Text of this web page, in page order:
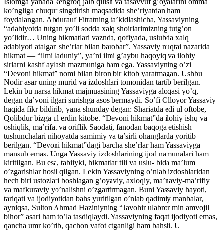
ko’ngliga chuqur singdirish maqsadida she’riyatdan ham
foydalangan. Abdurauf Fitratning ta’kidlashicha, Yassaviyning
“adabiyotda tutgan yo’li sodda xalq shoirlarimizning tutg’on
yo’lidir… Uning hikmatlari vaznda, qofiyada, uslubda xalq
adabiyoti atalgan she’rlar bilan barobar”. Yassaviy nuqtai nazarida
hikmat — “ilmi laduniy”, ya’ni ilmi g’aybu haqoyiq va ilohiy
sirlarni kashf aylash mazmuniga ham ega. Yassaviyning o’zi
“Devoni hikmat” nomi bilan biron bir kitob yaratmagan. Ushbu
Nodir asar uning murid va izdoshlari tomonidan tartib berilgan.
Lekin bu narsa hikmat majmuasining Yassaviyga aloqasi yo’q,
degan da’voni ilgari surishga asos bermaydi. So’fi Olloyor Yassaviy
haqida fikr bildirib, yana shunday degan: Shariatda edi ul oftobe,
Qolibdur bizga ul erdin kitobe. “Devoni hikmat”da ilohiy ishq va
oshiqlik, ma’rifat va oriflik Saodati, fanodan baqoga etishish
tushunchalari nihoyatda samimiy va ta’sirli ohanglarda yoritib
berilgan. “Devoni hikmat”dagi barcha she’rlar ham Yassaviyga
mansub emas. Unga Yassaviy izdoshlarining ijod namunalari ham
kiritilgan. Bu esa, tabiiyki, hikmatlar tili va uslu- bida ma’lum
o’zgarishlar hosil qilgan. Lekin Yassaviyning o’nlab izdoshlaridan
hech biri ustozlari boshlagan g’oyaviy, axloqiy, ma’naviy-ma’rifiy
va mafkuraviy yo’nalishni o’zgartirmagan. Buni Yassaviy hayoti,
tariqati va ijodiyotidan bahs yuritilgan o’nlab qadimiy manbalar,
ayniqsa, Sulton Ahmad Haziniyning “Javohir ulabror min amvojil
bihor” asari ham to’la tasdiqlaydi. Yassaviyning faqat ijodiyoti emas,
qancha umr ko’rib, qachon vafot etganligi ham bahsli. U